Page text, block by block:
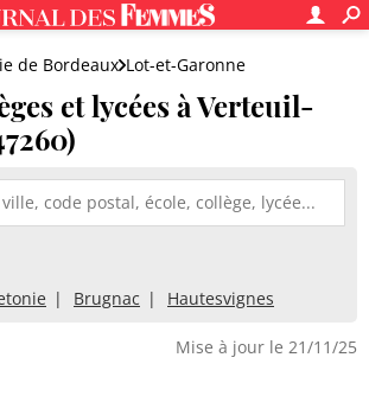
de Bordeaux Lot-et-Garonne
et lycées à Verteuil-
Brugnac Hautesvignes
Mise à jour le 21/11/25